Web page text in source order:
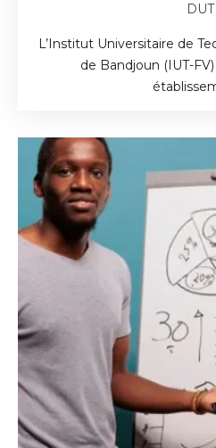
DUT
L’Institut Universitaire de
de Bandjoun (IUT-